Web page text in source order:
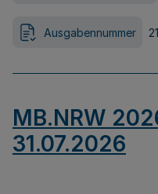
Ausgabennummer
MB.NRW
31.07.2026